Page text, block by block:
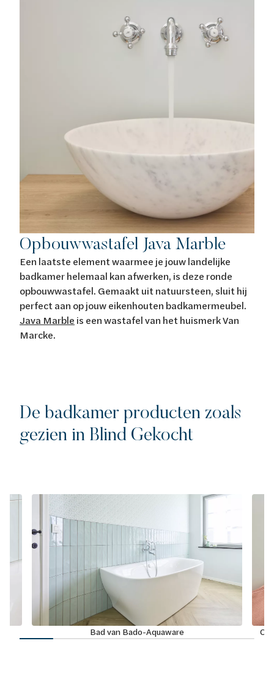
Opbouwwastafel Java Marble
Een laatste element waarmee je jouw landelijke
badkamer helemaal kan afwerken, is deze ronde
opbouwwastafel. Gemaakt uit natuursteen, sluit hij
perfect aan op jouw eikenhouten badkamermeubel.
Java Marble is een wastafel van het huismerk Van
Marcke.
De badkamer producten zoals
gezien in Blind Gekocht
Bad van Bado-Aquaware